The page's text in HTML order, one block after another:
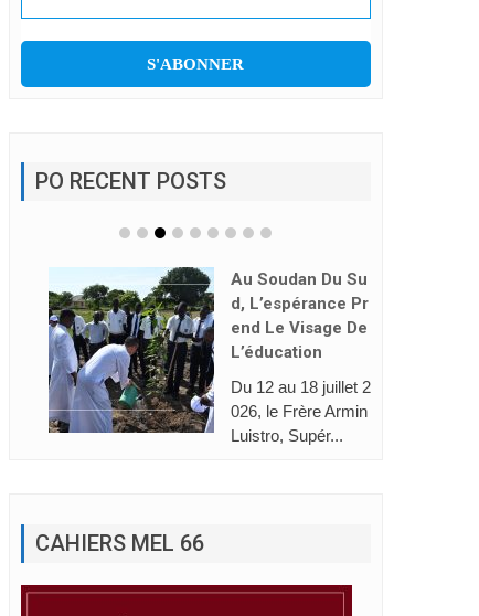
PO RECENT POSTS
Au Soudan Du Su
D, L’espérance Pr
End Le Visage De
L’éducation
Du 12 au 18 juillet 2
026, le Frère Armin
Luistro, Supér...
CAHIERS MEL 66